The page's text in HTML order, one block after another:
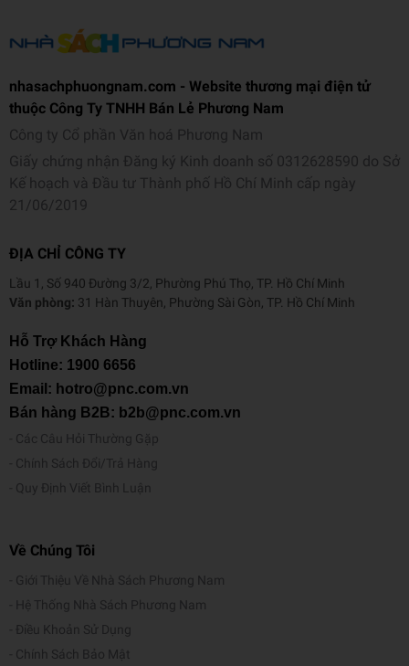
nhasachphuongnam.com - Website thương mại điện tử
thuộc Công Ty TNHH Bán Lẻ Phương Nam
Công ty Cổ phần Văn hoá Phương Nam
Giấy chứng nhận Đăng ký Kinh doanh số 0312628590 do Sở
Kế hoạch và Đầu tư Thành phố Hồ Chí Minh cấp ngày
21/06/2019
ĐỊA CHỈ CÔNG TY
Lầu 1, Số 940 Đường 3/2, Phường Phú Thọ, TP. Hồ Chí Minh
Văn phòng: 31 Hàn Thuyên, Phường Sài Gòn, TP. Hồ Chí Minh
Hỗ Trợ Khách Hàng
Hotline: 1900 6656
Email: hotro@pnc.com.vn
Bán hàng B2B: b2b@pnc.com.vn
Các Câu Hỏi Thường Gặp
Chính Sách Đổi/Trả Hàng
Quy Định Viết Bình Luận
Về Chúng Tôi
Giới Thiệu Về Nhà Sách Phương Nam
Hệ Thống Nhà Sách Phương Nam
Điều Khoản Sử Dụng
Chính Sách Bảo Mật